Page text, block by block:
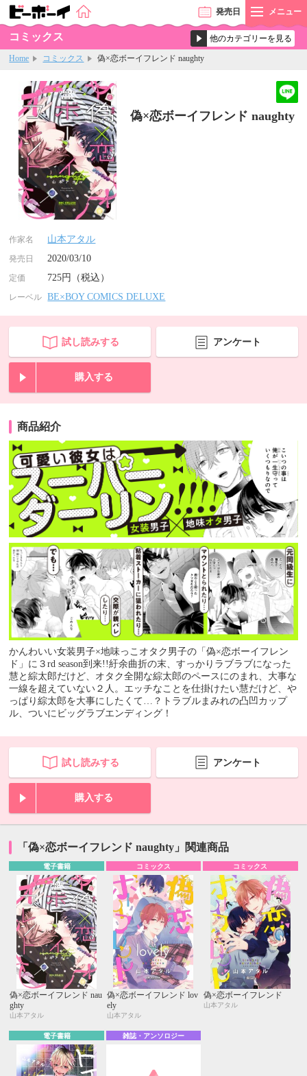
発売日 メニュー
コミックス
Home コミックス 偽×恋ボーイフレンド naughty
偽×恋ボーイフレンド naughty
作家名 山本アタル
発売日 2020/03/10
定価 725円（税込）
レーベル BE×BOY COMICS DELUXE
試し読みする アンケート
購入する
商品紹介
かんわいい女装男子×地味っこオタク男子の「偽×恋ボーイフレン
ド」に３rd season到来!!紆余曲折の末、すっかりラブラブになった
慧と綜太郎だけど、オタク全開な綜太郎のペースにのまれ、大事な
一線を超えていない２人。エッチなことを仕掛けたい慧だけど、や
っぱり綜太郎を大事にしたくて…？トラブルまみれの凸凹カップ
ル、ついにビッグラブエンディング！
試し読みする アンケート
購入する
「偽×恋ボーイフレンド naughty」関連商品
電子書籍
偽×恋ボーイフレンド nau
ghty
山本アタル
コミックス
偽×恋ボーイフレンド lov
ely
山本アタル
コミックス
偽×恋ボーイフレンド
山本アタル
電子書籍 雑誌・アンソロジー